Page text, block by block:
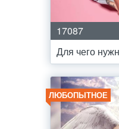
17087
Для чего
ЛЮБОПЫТНОЕ